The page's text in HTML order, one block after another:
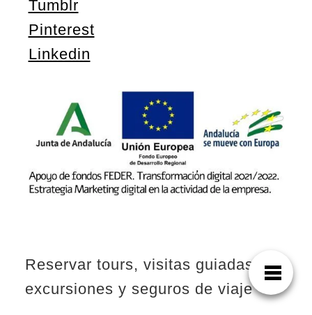
Tumblr
Pinterest
Linkedin
Reservar tours, visitas guiadas,
excursiones y seguros de viaje